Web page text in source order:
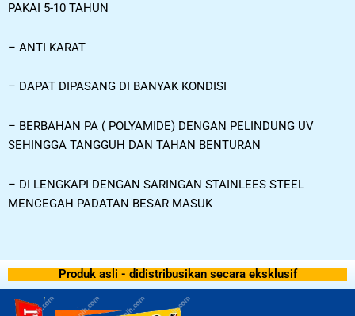
PAKAI 5-10 TAHUN
– ANTI KARAT
– DAPAT DIPASANG DI BANYAK KONDISI
– BERBAHAN PA ( POLYAMIDE) DENGAN PELINDUNG UV
SEHINGGA TANGGUH DAN TAHAN BENTURAN
– DI LENGKAPI DENGAN SARINGAN STAINLEES STEEL
MENCEGAH PADATAN BESAR MASUK
Produk asli - didistribusikan secara eksklusif